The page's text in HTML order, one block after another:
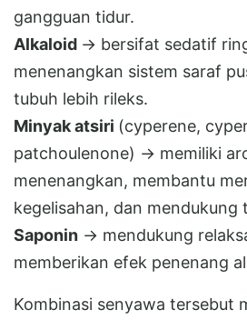
gangguan tidur.
Alkaloid → bersifat sedatif
menenangkan sistem saraf
tubuh lebih rileks.
Minyak atsiri (cyperene,
patchoulenone) → memiliki
menenangkan, membantu
kegelisahan, dan mendukung
Saponin → mendukung
memberikan efek penenang
Kombinasi senyawa tersebut